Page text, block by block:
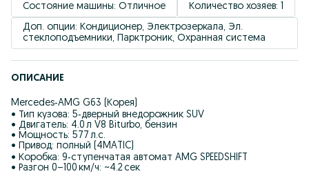
Состояние машины: Отличное
Количество хозяев: 1
Доп. опции: Кондиционер, Электрозеркала, Эл.
стеклоподъемники, Парктроник, Охранная система
ОПИСАНИЕ
Mercedes‑AMG G63 (Корея)
• Тип кузова: 5‑дверный внедорожник SUV
• Двигатель: 4.0 л V8 Biturbo, бензин
• Мощность: 577 л.с.
• Привод: полный (4MATIC)
• Коробка: 9‑ступенчатая автомат AMG SPEEDSHIFT
• Разгон 0–100 км/ч: ~4.2 сек